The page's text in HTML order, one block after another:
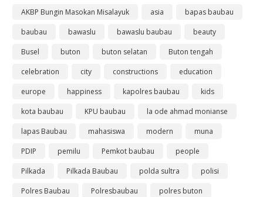
AKBP Bungin Masokan Misalayuk
asia
bapas baubau
baubau
bawaslu bawaslu baubau
beauty
Busel
buton buton selatan
Buton tengah
celebration
city constructions
education
europe
happiness kapolres baubau
kids
kota baubau
KPU baubau
la ode ahmad monianse
lapas Baubau
mahasiswa modern
muna
PDIP
pemilu Pemkot baubau
people
Pilkada
Pilkada Baubau polda sultra
polisi
Polres Baubau
Polresbaubau
polres buton